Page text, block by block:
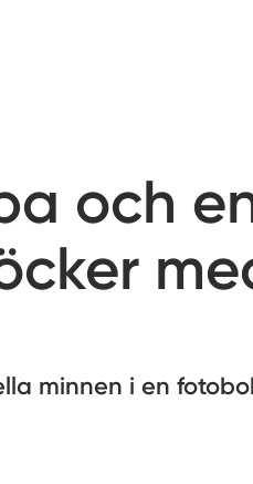
och
minnen i en